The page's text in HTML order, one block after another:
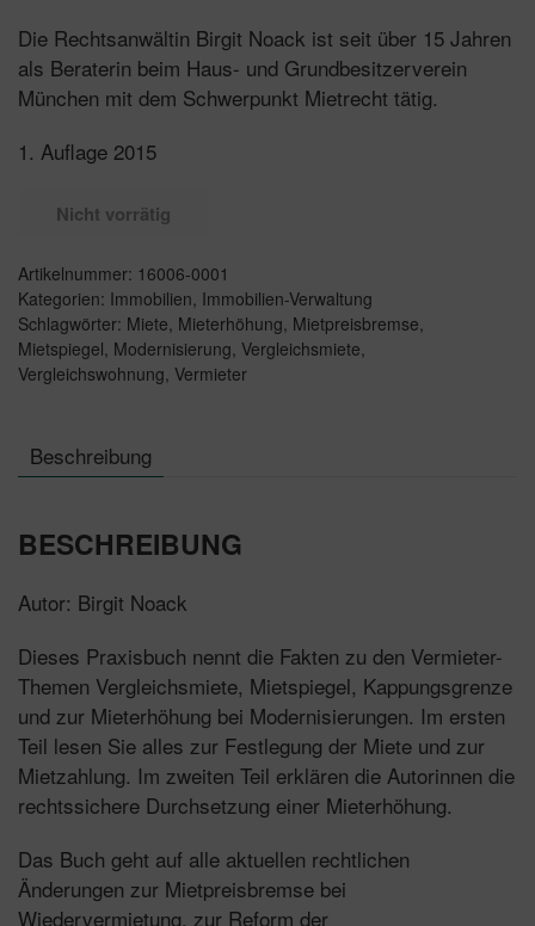
Die Rechtsanwältin Birgit Noack ist seit über 15 Jahren
als Beraterin beim Haus- und Grundbesitzerverein
München mit dem Schwerpunkt Mietrecht tätig.
1. Auflage 2015
Nicht vorrätig
Artikelnummer: 16006-0001
Kategorien: Immobilien Immobilien-Verwaltung
Schlagwörter: Miete Mieterhöhung Mietpreisbremse
Mietspiegel Modernisierung Vergleichsmiete
Vergleichswohnung Vermieter
Beschreibung
BESCHREIBUNG
Autor: Birgit Noack
Dieses Praxisbuch nennt die Fakten zu den Vermieter-
Themen Vergleichsmiete, Mietspiegel, Kappungsgrenze
und zur Mieterhöhung bei Modernisierungen. Im ersten
Teil lesen Sie alles zur Festlegung der Miete und zur
Mietzahlung. Im zweiten Teil erklären die Autorinnen die
rechtssichere Durchsetzung einer Mieterhöhung.
Das Buch geht auf alle aktuellen rechtlichen
Änderungen zur Mietpreisbremse bei
Wiedervermietung, zur Reform der